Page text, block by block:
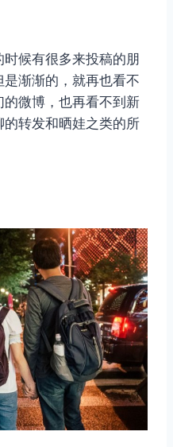
候有很多来投稿的朋
渐渐的，就再也看不
微博，也再看不到新
转发和晒娃之类的所